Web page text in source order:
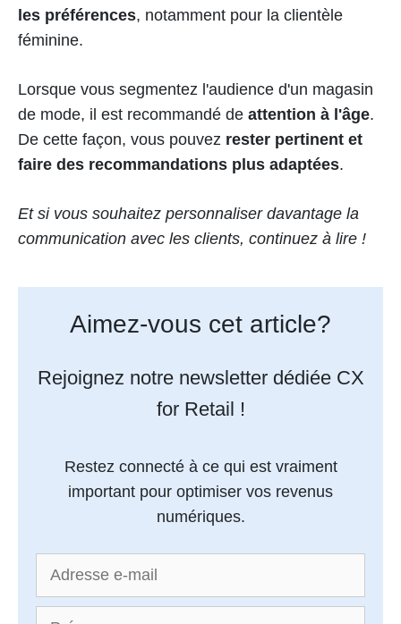
les préférences, notamment pour la clientèle
féminine.
Lorsque vous segmentez l'audience d'un magasin
de mode, il est recommandé de attention à l'âge.
De cette façon, vous pouvez rester pertinent et
faire des recommandations plus adaptées.
Et si vous souhaitez personnaliser davantage la
communication avec les clients, continuez à lire !
Aimez-vous cet article?
Rejoignez notre newsletter dédiée CX
for Retail !
Restez connecté à ce qui est vraiment
important pour optimiser vos revenus
numériques.